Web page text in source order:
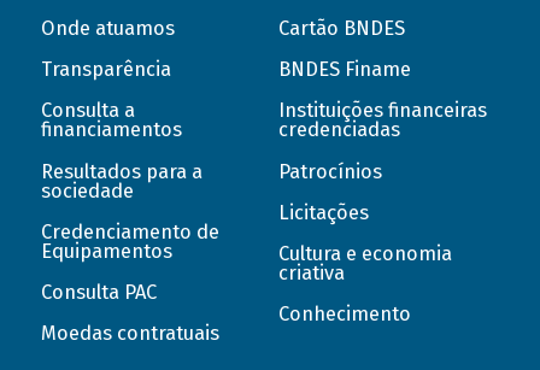
Onde atuamos
Transparência
Consulta a
financiamentos
Resultados para a
sociedade
Credenciamento de
Equipamentos
Consulta PAC
Moedas contratuais
Cartão BNDES
BNDES Finame
Instituições financeiras
credenciadas
Patrocínios
Licitações
Cultura e economia
criativa
Conhecimento